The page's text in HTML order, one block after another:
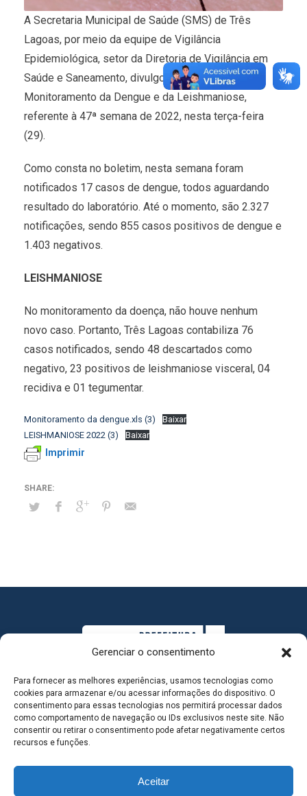
Gerenciar o consentimento
Para fornecer as melhores experiências, usamos tecnologias como
cookies para armazenar e/ou acessar informações do dispositivo. O
consentimento para essas tecnologias nos permitirá processar dados
como comportamento de navegação ou IDs exclusivos neste site. Não
consentir ou retirar o consentimento pode afetar negativamente certos
recursos e funções.
Aceitar
A Secretaria Municipal de Saúde (SMS) de Três
Lagoas, por meio da equipe de Vigilância
Epidemiológica, setor da Diretoria de Vigilância em
Saúde e Saneamento, divulgou o Boletim de
Monitoramento da Dengue e da Leishmaniose,
referente à 47ª semana de 2022, nesta terça-feira
(29).
Como consta no boletim, nesta semana foram
notificados 17 casos de dengue, todos aguardando
resultado do laboratório. Até o momento, são 2.327
notificações, sendo 855 casos positivos de dengue e
1.403 negativos.
LEISHMANIOSE
No monitoramento da doença, não houve nenhum
novo caso. Portanto, Três Lagoas contabiliza 76
casos notificados, sendo 48 descartados como
negativo, 23 positivos de leishmaniose visceral, 04
recidiva e 01 tegumentar.
Monitoramento da dengue.xls (3)
Baixar
LEISHMANIOSE 2022 (3)
Baixar
Imprimir
MAPA DO SITE